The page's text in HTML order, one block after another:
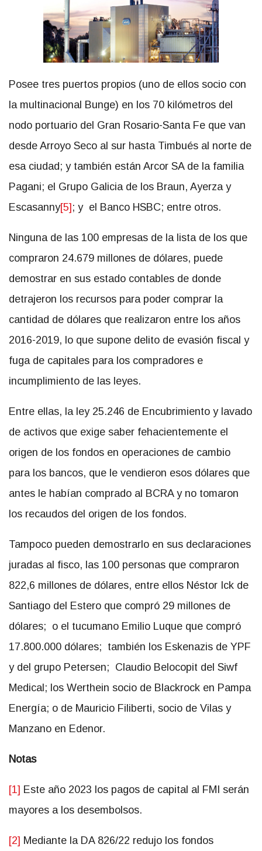
Posee tres puertos propios (uno de ellos socio con
la multinacional Bunge) en los 70 kilómetros del
nodo portuario del Gran Rosario-Santa Fe que van
desde Arroyo Seco al sur hasta Timbués al norte de
esa ciudad; y también están Arcor SA de la familia
Pagani; el Grupo Galicia de los Braun, Ayerza y
Escasanny[5] ; y el Banco HSBC; entre otros.
Ninguna de las 100 empresas de la lista de los que
compraron 24.679 millones de dólares, puede
demostrar en sus estado contables de donde
detrajeron los recursos para poder comprar la
cantidad de dólares que realizaron entre los años
2016-2019, lo que supone delito de evasión fiscal y
fuga de capitales para los compradores e
incumplimiento de las leyes.
Entre ellas, la ley 25.246 de Encubrimiento y lavado
de activos que exige saber fehacientemente el
origen de los fondos en operaciones de cambio
para los bancos, que le vendieron esos dólares que
antes le habían comprado al BCRA y no tomaron
los recaudos del origen de los fondos.
Tampoco pueden demostrarlo en sus declaraciones
juradas al fisco, las 100 personas que compraron
822,6 millones de dólares, entre ellos Néstor Ick de
Santiago del Estero que compró 29 millones de
dólares; o el tucumano Emilio Luque que compró
17.800.000 dólares; también los Eskenazis de YPF
y del grupo Petersen; Claudio Belocopit del Siwf
Medical; los Werthein socio de Blackrock en Pampa
Energía; o de Mauricio Filiberti, socio de Vilas y
Manzano en Edenor.
Notas
[1] Este año 2023 los pagos de capital al FMI serán
mayores a los desembolsos.
[2] Mediante la DA 826/22 redujo los fondos